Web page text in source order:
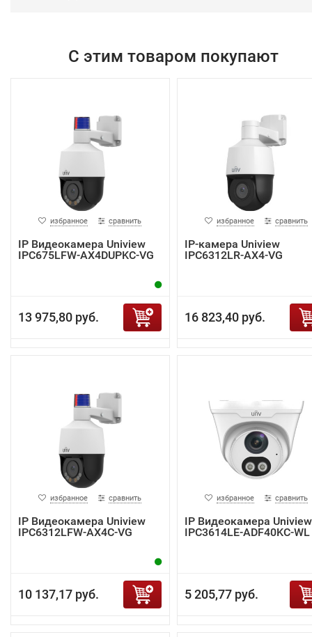
С этим товаром покупают
избранное сравнить
IP Видеокамера Uniview
IPC675LFW-AX4DUPKC-VG
13 975,80 руб.
избранное сравнить
IP-камера Uniview
IPC6312LR-AX4-VG
16 823,40 руб.
избранное сравнить
IP Видеокамера Uniview
IPC6312LFW-AX4C-VG
10 137,17 руб.
избранное сравнить
IP Видеокамера Uniview
IPC3614LE-ADF40KC-WL
5 205,77 руб.